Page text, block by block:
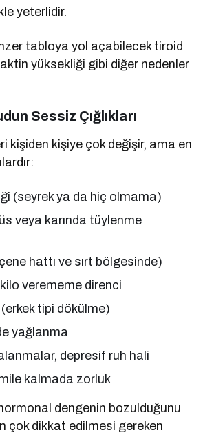
yeterlidir.
tabloya yol açabilecek tiroid
yüksekliği gibi diğer nedenler
Sessiz Çığlıkları
kişiden kişiye çok değişir, ama en
(seyrek ya da hiç olmama)
veya karında tüylenme
hattı ve sırt bölgesinde)
kilo verememe direnci
tipi dökülme)
yağlanma
depresif ruh hali
kalmada zorluk
dengenin bozulduğunu
çok dikkat edilmesi gereken